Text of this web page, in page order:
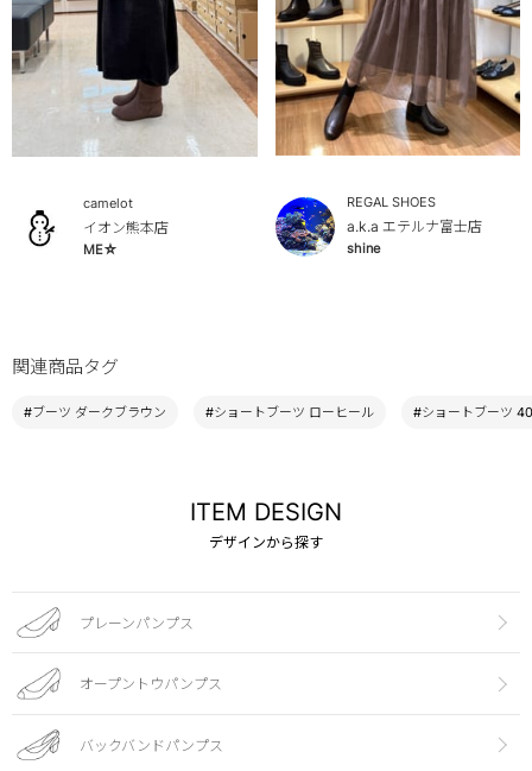
camelot
イオン熊本店
ME☆
REGAL SHOES
a.k.a エテルナ富士店
shine
関連商品タグ
#ブーツ ダークブラウン #ショートブーツ ローヒール #ショートブーツ
ITEM DESIGN
デザインから探す
プレーンパンプス
オープントウパンプス
バックバンドパンプス